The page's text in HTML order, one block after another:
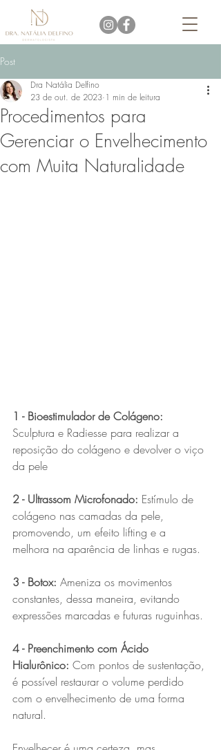
Post
Procedimentos para
Gerenciar o Envelhecimento
com Muita Naturalidade
Dra Natália Delfino
23 de out. de 2023 1 min de leitura
1 - Bioestimulador de Colágeno:
Sculptura e Radiesse para realizar a
reposição do colágeno e devolver o viço
da pele
2 - Ultrassom Microfonado: Estímulo de
colágeno nas camadas da pele,
promovendo, um efeito lifting e a
melhora na aparência de linhas e rugas.
3 - Botox: Ameniza os movimentos
constantes, dessa maneira, evitando
expressões marcadas e futuras ruguinhas.
4 - Preenchimento com Ácido
Hialurônico: Com pontos de sustentação,
é possível restaurar o volume perdido
com o envelhecimento de uma forma
natural.